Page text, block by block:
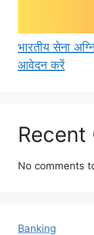
भारतीय सेना
आवेदन करें
Recent
No comments
Banking